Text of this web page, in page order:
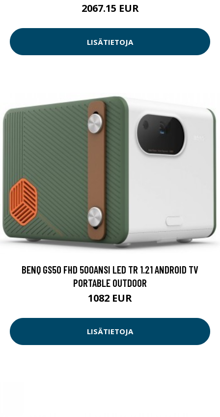
2067.15 EUR
LISÄTIETOJA
BENQ GS50 FHD 500ANSI LED TR 1.21 ANDROID TV
PORTABLE OUTDOOR
1082 EUR
LISÄTIETOJA